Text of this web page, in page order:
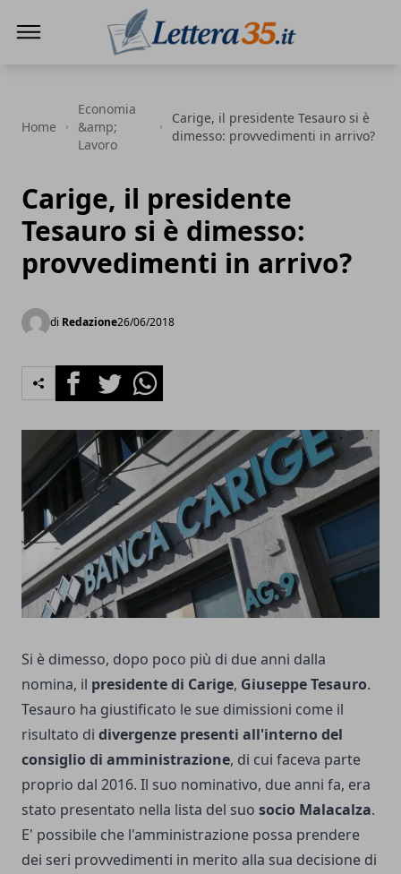
Home
Economia
&amp;
Lavoro
Carige, il presidente Tesauro si è
dimesso: provvedimenti in arrivo?
Carige, il presidente
Tesauro si è dimesso:
provvedimenti in arrivo?
di Redazione26/06/2018
FacebookTwitterWhatsapp
Si è dimesso, dopo poco più di due anni dalla
nomina, il presidente di Carige, Giuseppe Tesauro.
Tesauro ha giustificato le sue dimissioni come il
risultato di divergenze presenti all'interno del
consiglio di amministrazione, di cui faceva parte
proprio dal 2016. Il suo nominativo, due anni fa, era
stato presentato nella lista del suo socio Malacalza.
E' possibile che l'amministrazione possa prendere
dei seri provvedimenti in merito alla sua decisione di